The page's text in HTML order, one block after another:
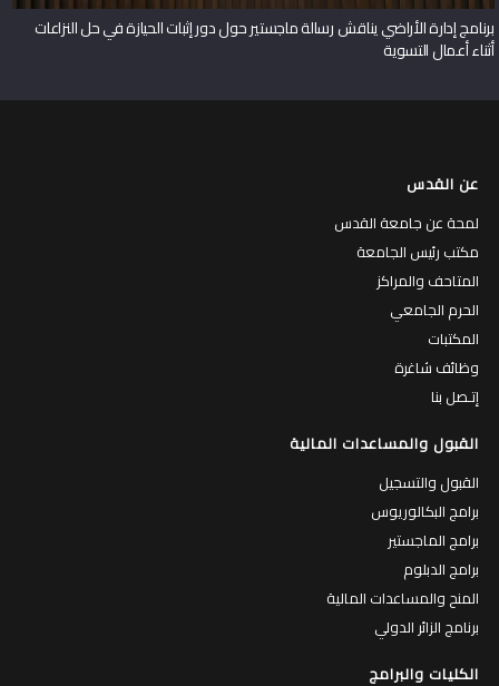
برنامج إدارة الأراضي يناقش رسالة ماجستير حول دور إثبات الحيازة في حل النزاعات
أثناء أعمال التسوية
عن القدس
مكتب رئيس الجامعة
المتاحف والمراكز
الحرم الجامعي
المكتبات
وظائف شاغرة
إتـصل بنا
القبول والمساعدات المالية
برامج البكالوريوس
برامج الماجستير
برامج الدبلوم
المنح والمساعدات المالية
برنامج الزائر الدولي
الكليات والبرامج